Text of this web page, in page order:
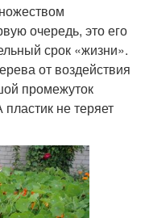
очередь, это его
срок «жизни».
от воздействия
промежуток
не теряет